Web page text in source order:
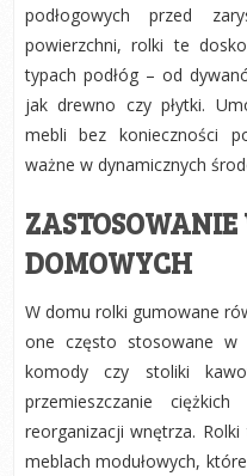
podłogowych przed
powierzchni, rolki te
typach podłóg – od
jak drewno czy płytki.
mebli bez konieczności
ważne w dynamicznych
DOMOWYCH
W domu rolki gumowane
one często stosowane w
komody czy stoliki
przemieszczanie
reorganizacji wnętrza.
meblach modułowych,